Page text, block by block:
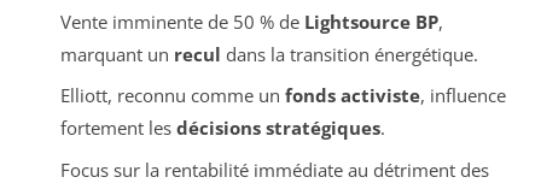
Vente imminente de 50 % de Lightsource BP,
marquant un recul dans la transition énergétique.
Elliott, reconnu comme un fonds activiste, influence
fortement les décisions stratégiques.
Focus sur la rentabilité immédiate au détriment des